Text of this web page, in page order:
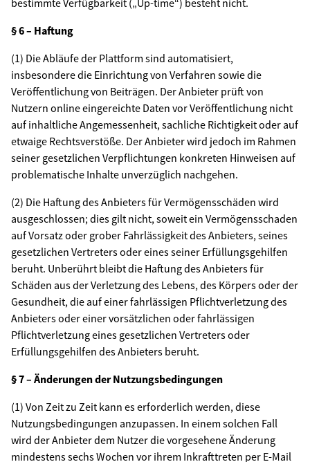
bestimmte Verfügbarkeit („Up-time“) besteht nicht.
§ 6 – Haftung
(1) Die Abläufe der Plattform sind automatisiert,
insbesondere die Einrichtung von Verfahren sowie die
Veröffentlichung von Beiträgen. Der Anbieter prüft von
Nutzern online eingereichte Daten vor Veröffentlichung nicht
auf inhaltliche Angemessenheit, sachliche Richtigkeit oder auf
etwaige Rechtsverstöße. Der Anbieter wird jedoch im Rahmen
seiner gesetzlichen Verpflichtungen konkreten Hinweisen auf
problematische Inhalte unverzüglich nachgehen.
(2) Die Haftung des Anbieters für Vermögensschäden wird
ausgeschlossen; dies gilt nicht, soweit ein Vermögensschaden
auf Vorsatz oder grober Fahrlässigkeit des Anbieters, seines
gesetzlichen Vertreters oder eines seiner Erfüllungsgehilfen
beruht. Unberührt bleibt die Haftung des Anbieters für
Schäden aus der Verletzung des Lebens, des Körpers oder der
Gesundheit, die auf einer fahrlässigen Pflichtverletzung des
Anbieters oder einer vorsätzlichen oder fahrlässigen
Pflichtverletzung eines gesetzlichen Vertreters oder
Erfüllungsgehilfen des Anbieters beruht.
§ 7 – Änderungen der Nutzungsbedingungen
(1) Von Zeit zu Zeit kann es erforderlich werden, diese
Nutzungsbedingungen anzupassen. In einem solchen Fall
wird der Anbieter dem Nutzer die vorgesehene Änderung
mindestens sechs Wochen vor ihrem Inkrafttreten per E-Mail